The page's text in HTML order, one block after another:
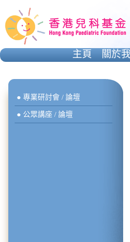
● 專業研討會 / 論壇
● 公眾講座 / 論壇
主頁 關於